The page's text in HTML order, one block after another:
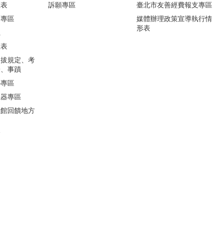
區
規定、考
事蹟
區
專區
回饋地方
訴願專區
臺北市友善經費報支專區
媒體辦理政策宣導執行情
形表